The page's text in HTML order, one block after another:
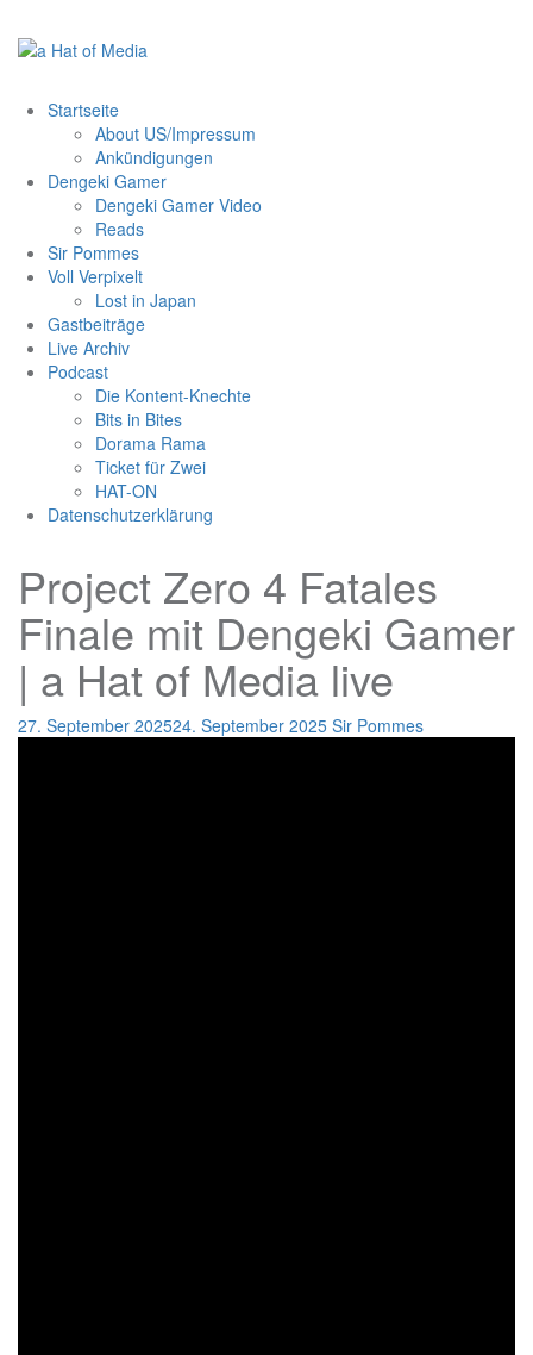
Inhalt
springen
Startseite
About US/Impressum
Ankündigungen
Dengeki Gamer
Dengeki Gamer Video
Reads
Sir Pommes
Voll Verpixelt
Lost in Japan
Gastbeiträge
Live Archiv
Podcast
Die Kontent-Knechte
Bits in Bites
Dorama Rama
Ticket für Zwei
HAT-ON
Datenschutzerklärung
Project Zero 4 Fatales
Finale mit Dengeki Gamer
| a Hat of Media live
27. September 202524. September 2025 Sir Pommes